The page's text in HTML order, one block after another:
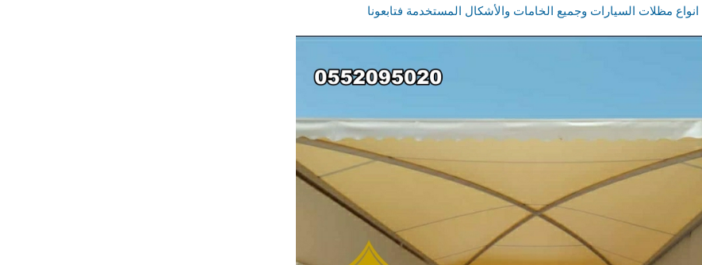
انواع مظلات السيارات وجميع الخامات والأشكال المستخدمة فتابعونا